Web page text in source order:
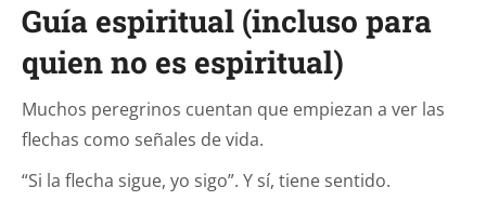
Guía espiritual (incluso para
quien no es espiritual)
Muchos peregrinos cuentan que empiezan a ver las
flechas como señales de vida.
“Si la flecha sigue, yo sigo”. Y sí, tiene sentido.